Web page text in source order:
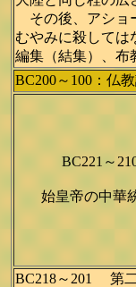
その後、アショ
むやみに殺しては
編集（結集）、布
BC200～100：仏
BC221～
始皇帝の中華
BC218～201 第二